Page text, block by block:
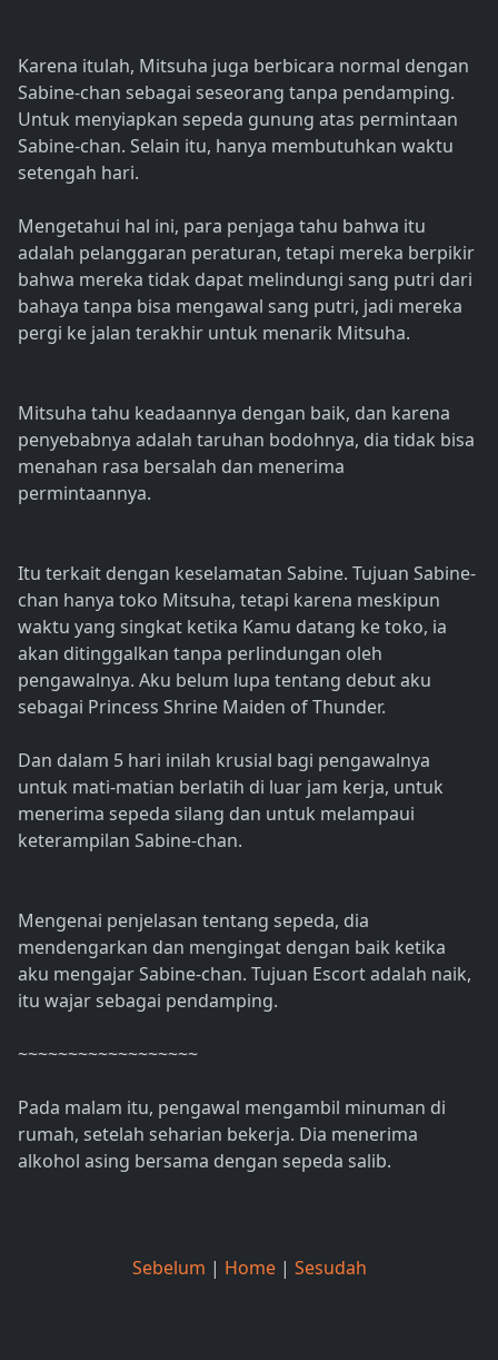
Karena itulah, Mitsuha juga berbicara normal dengan
Sabine-chan sebagai seseorang tanpa pendamping.
Untuk menyiapkan sepeda gunung atas permintaan
Sabine-chan. Selain itu, hanya membutuhkan waktu
setengah hari.
Mengetahui hal ini, para penjaga tahu bahwa itu
adalah pelanggaran peraturan, tetapi mereka berpikir
bahwa mereka tidak dapat melindungi sang putri dari
bahaya tanpa bisa mengawal sang putri, jadi mereka
pergi ke jalan terakhir untuk menarik Mitsuha.
Mitsuha tahu keadaannya dengan baik, dan karena
penyebabnya adalah taruhan bodohnya, dia tidak bisa
menahan rasa bersalah dan menerima
permintaannya.
Itu terkait dengan keselamatan Sabine. Tujuan Sabine-
chan hanya toko Mitsuha, tetapi karena meskipun
waktu yang singkat ketika Kamu datang ke toko, ia
akan ditinggalkan tanpa perlindungan oleh
pengawalnya. Aku belum lupa tentang debut aku
sebagai Princess Shrine Maiden of Thunder.
Dan dalam 5 hari inilah krusial bagi pengawalnya
untuk mati-matian berlatih di luar jam kerja, untuk
menerima sepeda silang dan untuk melampaui
keterampilan Sabine-chan.
Mengenai penjelasan tentang sepeda, dia
mendengarkan dan mengingat dengan baik ketika
aku mengajar Sabine-chan. Tujuan Escort adalah naik,
itu wajar sebagai pendamping.
~~~~~~~~~~~~~~~~~~
Pada malam itu, pengawal mengambil minuman di
rumah, setelah seharian bekerja. Dia menerima
alkohol asing bersama dengan sepeda salib.
Sebelum | Home | Sesudah